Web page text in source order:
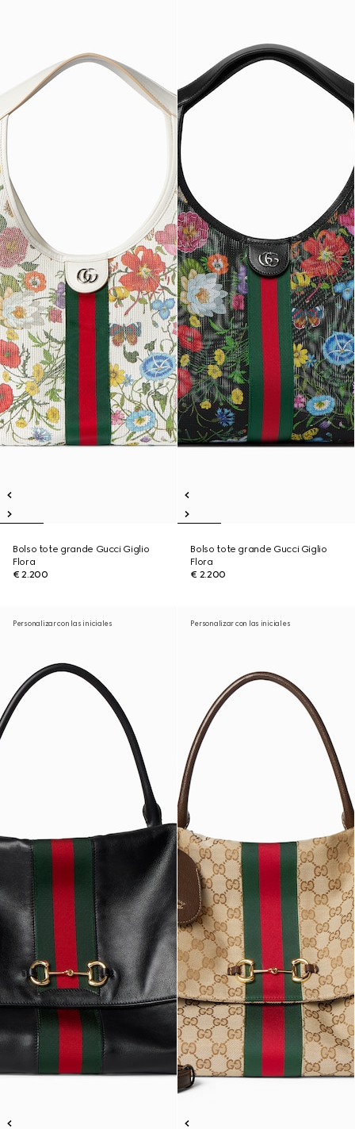
Bolso tote grande Gucci Giglio
Flora
€ 2.200
Bolso tote grande Gucci Giglio
Flora
€ 2.200
Personalizar con las iniciales Personalizar con las iniciales